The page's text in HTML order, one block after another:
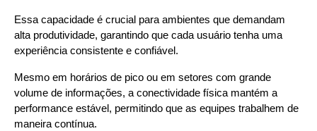
Essa capacidade é crucial para ambientes que demandam
alta produtividade, garantindo que cada usuário tenha uma
experiência consistente e confiável.
Mesmo em horários de pico ou em setores com grande
volume de informações, a conectividade física mantém a
performance estável, permitindo que as equipes trabalhem de
maneira contínua.